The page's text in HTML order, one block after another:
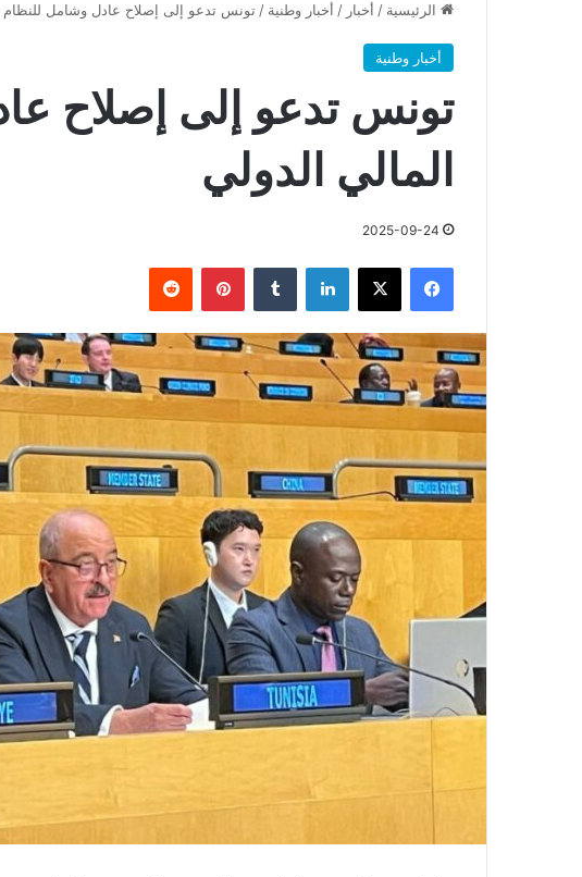
الرئيسية / أخبار / أخبار وطنية / تونس تدعو إلى إصلاح عادل وشامل للنظام
أخبار وطنية
تونس تدعو إلى إصلاح
المالي الدولي
2025-09-24
فيسبوك X لينكدإن بينتيريست